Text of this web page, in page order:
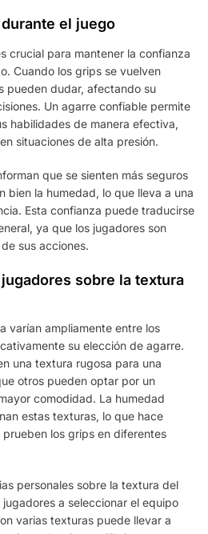
el juego
crucial para mantener la confianza
Cuando los grips se vuelven
pueden dudar, afectando su
Un agarre confiable permite
habilidades de manera efectiva,
situaciones de alta presión.
que se sienten más seguros
bien la humedad, lo que lleva a una
Esta confianza puede traducirse
ya que los jugadores son
sus acciones.
sobre la textura
varían ampliamente entre los
su elección de agarre.
una textura rugosa para una
otros pueden optar por un
comodidad. La humedad
estas texturas, lo que hace
los grips en diferentes
personales sobre la textura del
a seleccionar el equipo
varias texturas puede llevar a